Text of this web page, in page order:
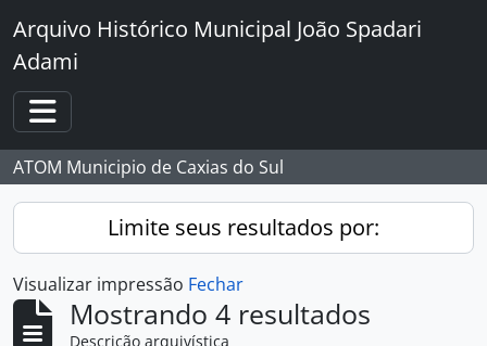
Skip to main content
Arquivo Histórico Municipal João Spadari
Adami
Toggle navigation
ATOM Municipio de Caxias do Sul
Limite seus resultados por:
Visualizar impressão Fechar
Mostrando 4 resultados
Descrição arquivística